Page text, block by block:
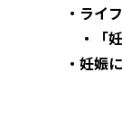
・ライ
・「
・妊娠